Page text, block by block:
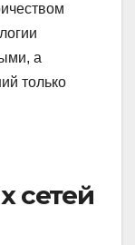
а
только
сетей